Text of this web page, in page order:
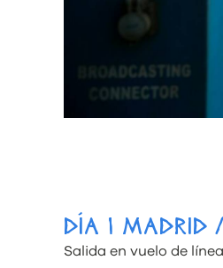
DÍA 1 MADRID
Salida en vuelo de